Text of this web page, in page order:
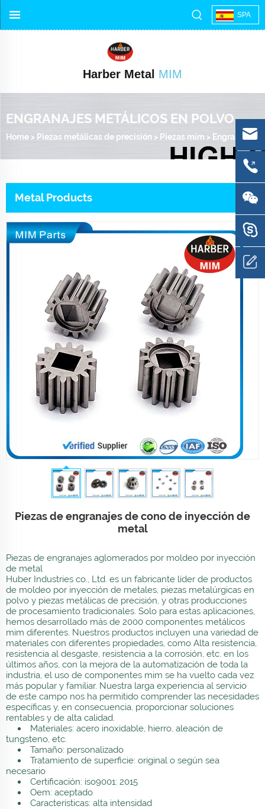
SPA
Harber Metal MIM
ENGRANAJES METÁLICOS EN POLVO
Home > Piezas metálicas de precisión > Piezas mim > Engranajes metálicos en polvo
Metal Products
Piezas de engranajes de cono de inyección de
metal
Piezas de engranajes aglomerados por moldeo por inyección
de metal
Huber Industries co., Ltd. es un fabricante líder de productos
de moldeo por inyección de metales, piezas metalúrgicas en
polvo y piezas metálicas de precisión, y otras producciones
de procesamiento tradicionales. Solo para estas aplicaciones,
hemos desarrollado más de 2000 componentes metálicos
mim diferentes. Nuestros productos incluyen una variedad de
materiales con diferentes propiedades, como Alta resistencia,
resistencia al desgaste, resistencia a la corrosión, etc. en los
últimos años, con la mejora de la automatización de toda la
industria, el uso de componentes mim se ha vuelto cada vez
más popular y familiar. Nuestra larga experiencia al servicio
de este campo nos ha permitido comprender las necesidades
específicas y, en consecuencia, proporcionar soluciones
rentables y de alta calidad.
Materiales: acero inoxidable, hierro, aleación de
tungsteno, etc.
Tamaño: personalizado
Tratamiento de superficie: original o según sea
necesario
Certificación: iso9001: 2015
Oem: aceptado
Características: alta intensidad